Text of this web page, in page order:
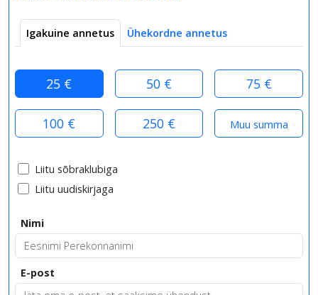
Igakuine annetus Ühekordne annetus
25 € 50 € 75 €
100 € 250 €
Liitu sõbraklubiga
Liitu uudiskirjaga
Nimi
E-post